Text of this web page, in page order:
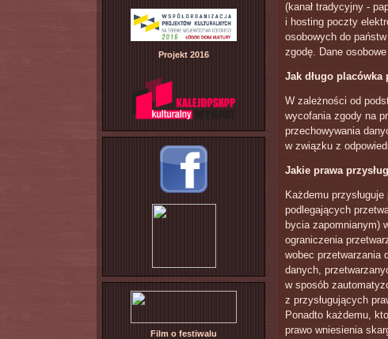
Projekt 2016
Film o festiwalu
(kanał tradycyjny -
i hosting poczty
osobowych do
zgodę. Dane
Jak długo placówka
W zależności od
wycofania zgody na
przechowywania
w związku z
Jakie prawa
Każdemu
podlegających
bycia zapomnianym)
ograniczenia
wobec przetwarzania
danych,
w sposób
z przysługujących
Ponadto każdemu,
prawo wniesienia